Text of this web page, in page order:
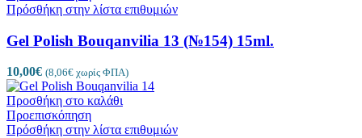
Πρόσθήκη στην λίστα επιθυμιών
Gel Polish Bouqanvilia 13 (№154) 15ml.
10,00€ (8,06€ χωρίς ΦΠΑ)
Προσθήκη στο καλάθι
Προεπισκόπηση
Πρόσθήκη στην λίστα επιθυμιών